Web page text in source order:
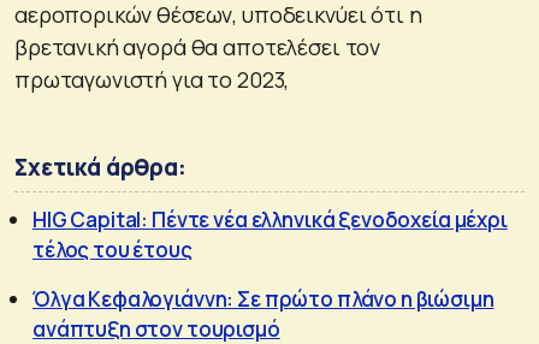
αεροπορικών θέσεων, υποδεικνύει ότι η
βρετανική αγορά θα αποτελέσει τον
πρωταγωνιστή για το 2023,
Σχετικά άρθρα:
HIG Capital: Πέντε νέα ελληνικά ξενοδοχεία μέχρι
τέλος του έτους
Όλγα Κεφαλογιάννη: Σε πρώτο πλάνο η βιώσιμη
ανάπτυξη στον τουρισμό